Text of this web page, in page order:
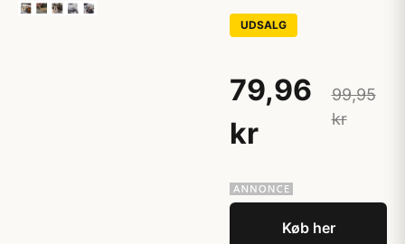
UDSALG
79,96
kr
99,95
kr
Køb her